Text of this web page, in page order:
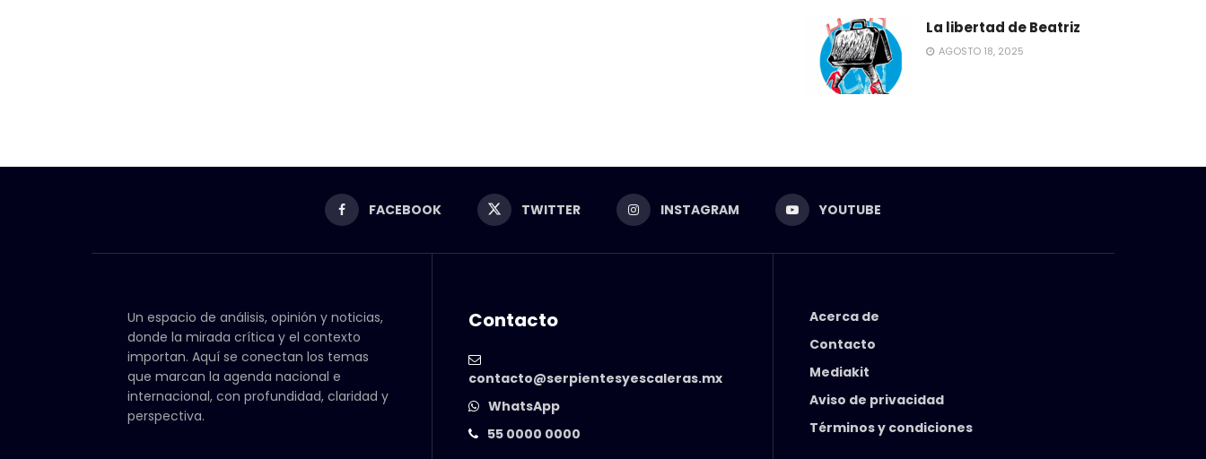
La libertad de Beatriz
AGOSTO 18, 2025
FACEBOOK TWITTER INSTAGRAM YOUTUBE
Un espacio de análisis, opinión y noticias,
donde la mirada crítica y el contexto
importan. Aquí se conectan los temas
que marcan la agenda nacional e
internacional, con profundidad, claridad y
perspectiva.
Contacto
contacto@serpientesyescaleras.mx
WhatsApp
55 0000 0000
Acerca de
Contacto
Mediakit
Aviso de privacidad
Términos y condiciones